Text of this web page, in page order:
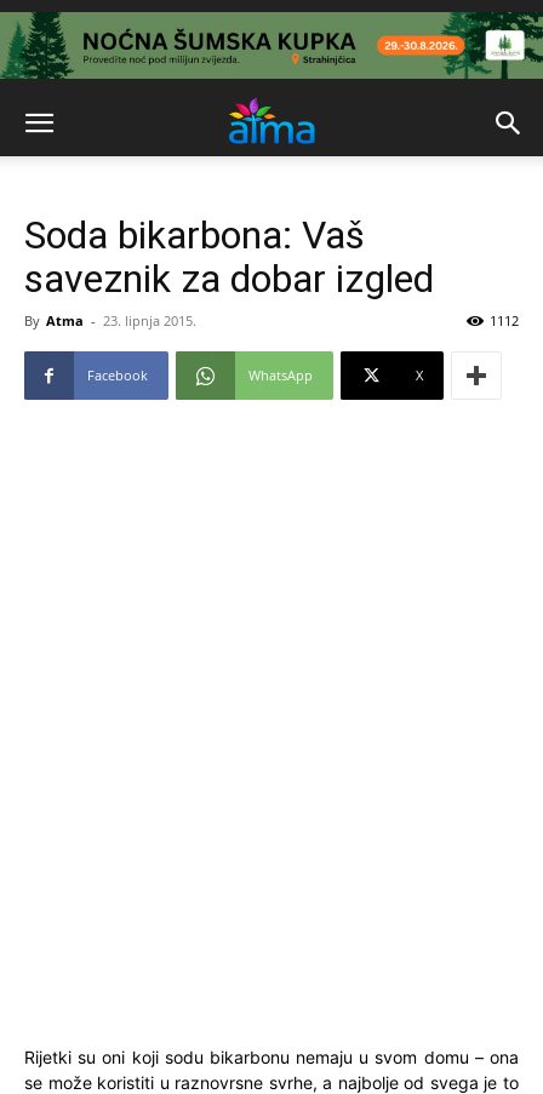
Soda bikarbona: Vaš
saveznik za dobar izgled
By Atma - 23. lipnja 2015. 1112
Facebook WhatsApp X
Rijetki su oni koji sodu bikarbonu nemaju u svom domu – ona
se može koristiti u raznovrsne svrhe, a najbolje od svega je to